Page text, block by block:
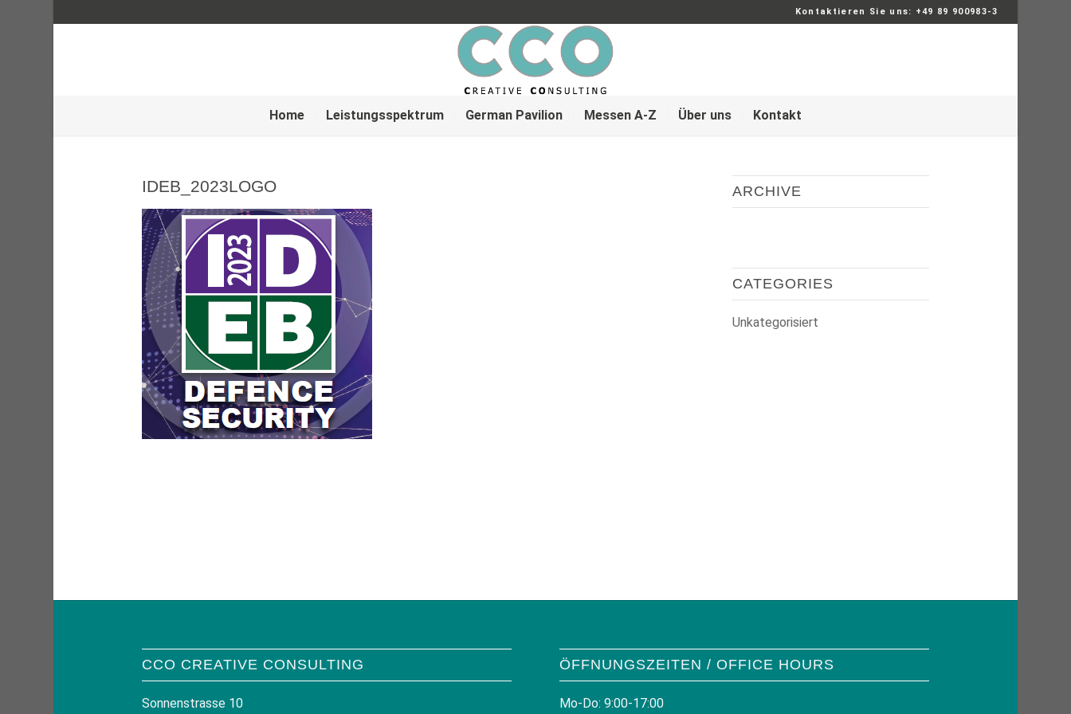
Kontaktieren Sie uns: +49 89 900983-3
Home Leistungsspektrum German Pavilion Messen A-Z Über uns Kontakt
IDEB_2023LOGO ARCHIVE
CATEGORIES
Unkategorisiert
CCO CREATIVE CONSULTING
Sonnenstrasse 10
ÖFFNUNGSZEITEN / OFFICE HOURS
Mo-Do: 9:00-17:00